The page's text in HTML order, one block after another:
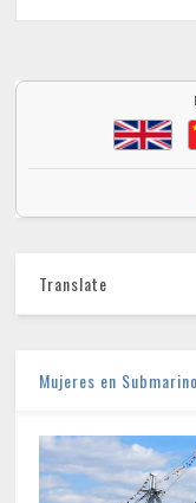
Translate
Mujeres en